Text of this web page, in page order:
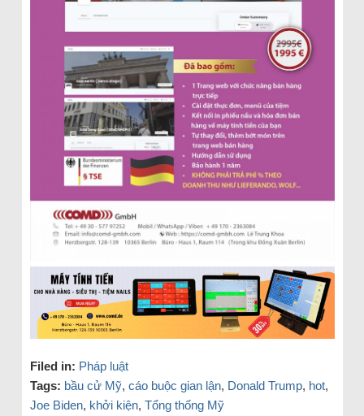
Filed in: Pháp luật
Tags: bầu cử Mỹ, cáo buộc gian lận, Donald Trump, hot,
Joe Biden, khởi kiện, Tổng thống Mỹ